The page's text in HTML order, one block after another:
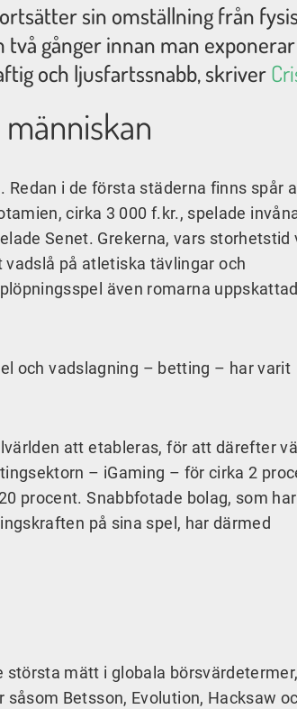
sin omställning från
gånger innan man
och ljusfartssnabb, skriver
i de första städerna finns spår
cirka 3 000 f.kr., spelade
Senet. Grekerna, vars storhetstid
på atletiska tävlingar och
även romarna
och vadslagning – betting – har varit
att etableras, för att därefter
– iGaming – för cirka 2
procent. Snabbfotade bolag, som har
på sina spel, har därmed
största mätt i globala börsvärdetermer,
Betsson, Evolution, Hacksaw